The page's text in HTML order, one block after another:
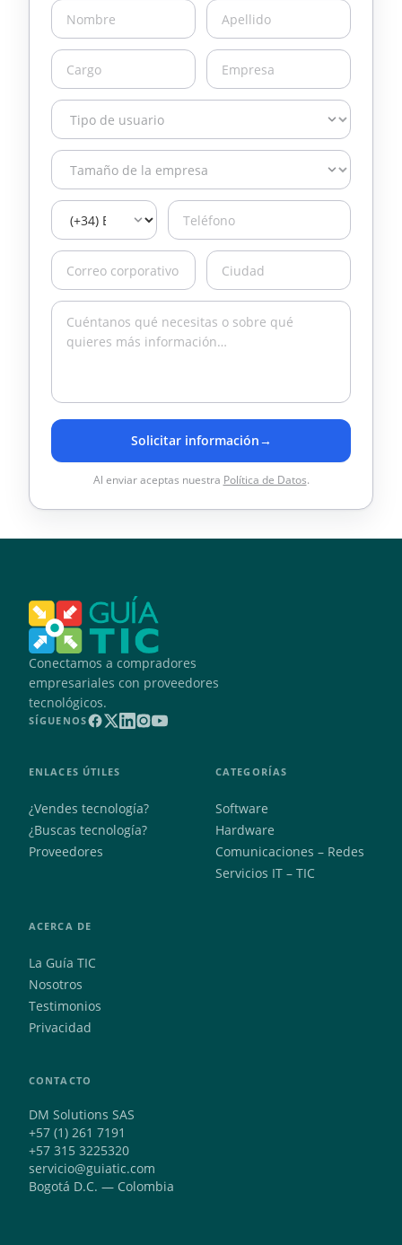
Solicitar información→
Al enviar aceptas nuestra Política de Datos.
Conectamos a compradores
empresariales con proveedores
tecnológicos.
SÍGUENOS
ENLACES ÚTILES
¿Vendes tecnología?
¿Buscas tecnología?
Proveedores
CATEGORÍAS
Software
Hardware
Comunicaciones – Redes
Servicios IT – TIC
ACERCA DE
La Guía TIC
Nosotros
Testimonios
Privacidad
CONTACTO
DM Solutions SAS
+57 (1) 261 7191
+57 315 3225320
servicio@guiatic.com
Bogotá D.C. — Colombia